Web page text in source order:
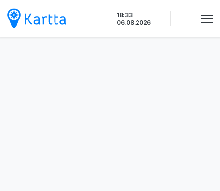
sisältöön
18:33
06.08.2026